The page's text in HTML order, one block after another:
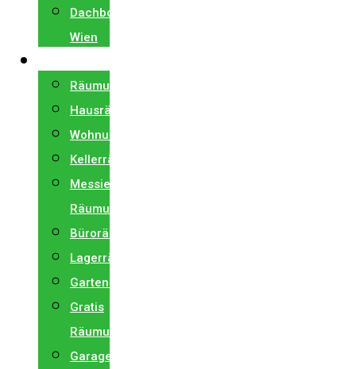
Dachbodenentrümpelung
Wien
Räumung
Hausräumung
Wohnungsräumung
Kellerräumung
Messie
Räumung
Büroräumung
Lagerräumung
Gartenräumung
Gratis
Räumungen
Garagenräumung